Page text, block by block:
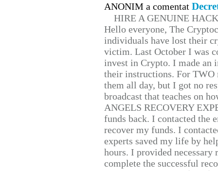
ANONIM a comentat
HIRE A GENUINE
Hello everyone, The
individuals have lost their
victim. Last October I was
invest in Crypto. I made
their instructions. For TWO
them all day, but I got no
broadcast that teaches on
ANGELS RECOVERY
funds back. I contacted the
recover my funds. I
experts saved my life by
hours. I provided
complete the successful